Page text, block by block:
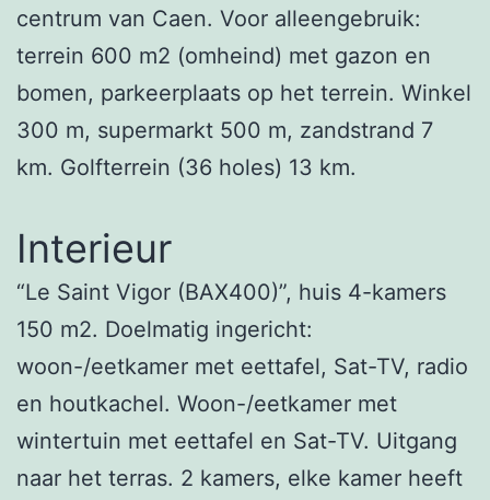
centrum van Caen. Voor alleengebruik:
terrein 600 m2 (omheind) met gazon en
bomen, parkeerplaats op het terrein. Winkel
300 m, supermarkt 500 m, zandstrand 7
km. Golfterrein (36 holes) 13 km.
Interieur
“Le Saint Vigor (BAX400)”, huis 4-kamers
150 m2. Doelmatig ingericht:
woon-/eetkamer met eettafel, Sat-TV, radio
en houtkachel. Woon-/eetkamer met
wintertuin met eettafel en Sat-TV. Uitgang
naar het terras. 2 kamers, elke kamer heeft